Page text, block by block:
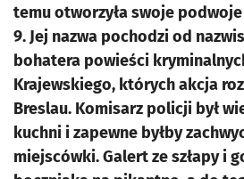
temu otworzyła swoje
9. Jej nazwa pochodzi od
bohatera powieści
Krajewskiego, których akcja
Breslau. Komisarz policji był
kuchni i zapewne byłby
miejscówki. Galert ze szłapy i